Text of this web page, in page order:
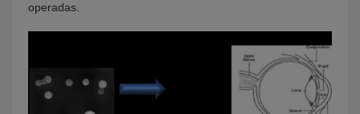
operadas.